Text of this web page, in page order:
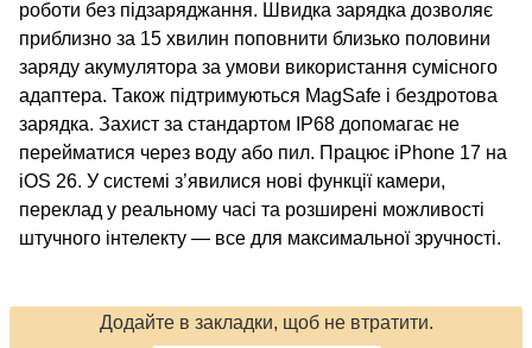
роботи без підзаряджання. Швидка зарядка дозволяє
приблизно за 15 хвилин поповнити близько половини
заряду акумулятора за умови використання сумісного
адаптера. Також підтримуються MagSafe і бездротова
зарядка. Захист за стандартом IP68 допомагає не
перейматися через воду або пил. Працює iPhone 17 на
iOS 26. У системі з’явилися нові функції камери,
переклад у реальному часі та розширені можливості
штучного інтелекту — все для максимальної зручності.
Додайте в закладки, щоб не втратити.